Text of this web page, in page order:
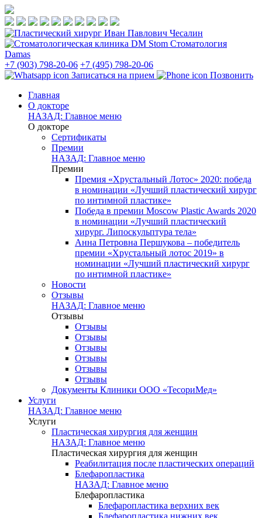
Стоматология
Damas
+7 (903) 798-20-06 +7 (495) 798-20-06
Записаться на прием
Позвонить
Главная
О докторе
НАЗАД: Главное меню
О докторе
Сертификаты
Премии
НАЗАД: Главное меню
Премии
Премия «Хрустальный Лотос» 2020: победа
в номинации «Лучший пластический хирург
по интимной пластике»
Победа в премии Moscow Plastic Awards 2020
в номинации «Лучший пластический
хирург. Липоскульптура тела»
Анна Петровна Першукова – победитель
премии «Хрустальный лотос 2019» в
номинации «Лучший пластический хирург
по интимной пластике»
Новости
Отзывы
НАЗАД: Главное меню
Отзывы
Отзывы
Отзывы
Отзывы
Отзывы
Отзывы
Отзывы
Документы Клиники ООО «ТесориМед»
Услуги
НАЗАД: Главное меню
Услуги
Пластическая хирургия для женщин
НАЗАД: Главное меню
Пластическая хирургия для женщин
Реабилитация после пластических операций
Блефаропластика
НАЗАД: Главное меню
Блефаропластика
Блефаропластика верхних век
Блефаропластика нижних век